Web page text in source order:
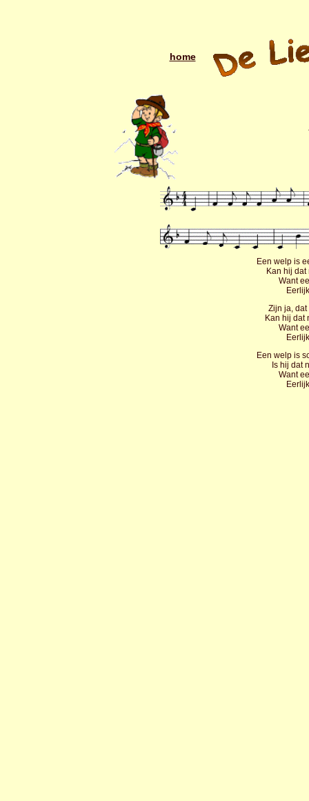
home
Een welp is
Kan hij
Want
Zijn ja,
Kan hij dat
Want
Een welp is
Is hij dat
Want